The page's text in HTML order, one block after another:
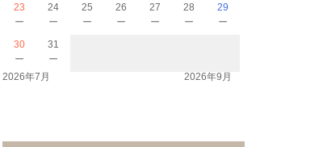
23
－
24
－
25
－
26
－
27
－
28
－
29
－
30
－
31
－
2026年7月 2026年9月